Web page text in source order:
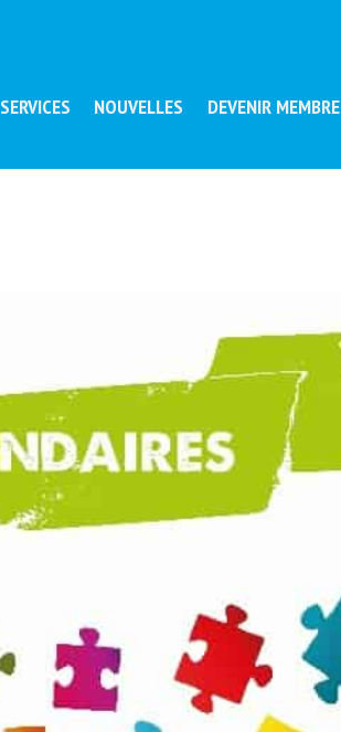
SERVICES NOUVELLES DEVENIR MEMBRE